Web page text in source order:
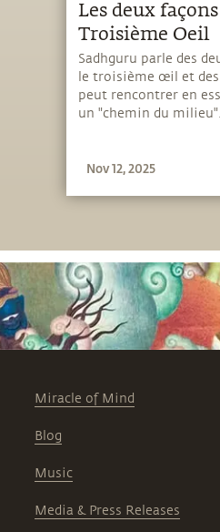
Les deux
Troisième Oeil
Sadhguru parle des
le troisième œil et des
peut rencontrer en
un "chemin du milieu".
Nov 12, 2025
Miracle of Mind
Blog
Music
Media & Press Releases